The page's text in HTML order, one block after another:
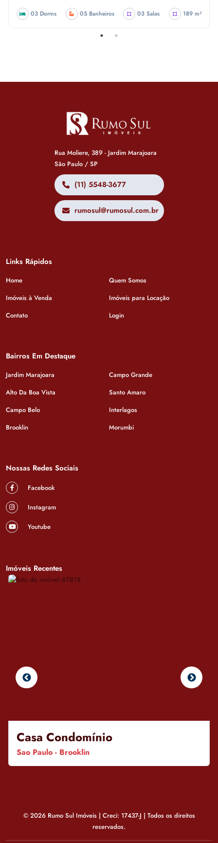
03 Dorms 05 Banheiros 03 Salas 189 m²
Rua Moliere, 389 - Jardim Marajoara
São Paulo / SP
(11) 5548-3677
rumosul@rumosul.com.br
Links Rápidos
Home
Quem Somos
Imóveis à Venda
Imóveis para Locação
Contato
Login
Bairros Em Destaque
Jardim Marajoara
Campo Grande
Alto Da Boa Vista
Santo Amaro
Campo Belo
Interlagos
Brooklin
Morumbi
Nossas Redes Sociais
Facebook
Instagram
Youtube
Imóveis Recentes
Casa Condomínio
Sao Paulo - Brooklin
© 2026 Rumo Sul Imóveis | Creci: 17437-J | Todos os direitos
reservados.